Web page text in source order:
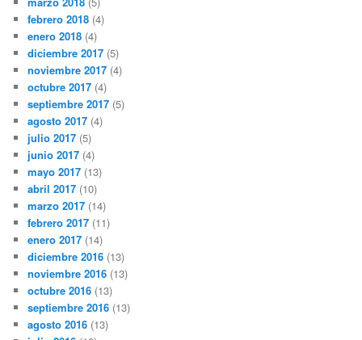
febrero 2018 (4)
enero 2018 (4)
diciembre 2017 (5)
noviembre 2017 (4)
octubre 2017 (4)
septiembre 2017 (5)
agosto 2017 (4)
julio 2017 (5)
junio 2017 (4)
mayo 2017 (13)
abril 2017 (10)
marzo 2017 (14)
febrero 2017 (11)
enero 2017 (14)
diciembre 2016 (13)
noviembre 2016 (13)
octubre 2016 (13)
septiembre 2016 (13)
agosto 2016 (13)